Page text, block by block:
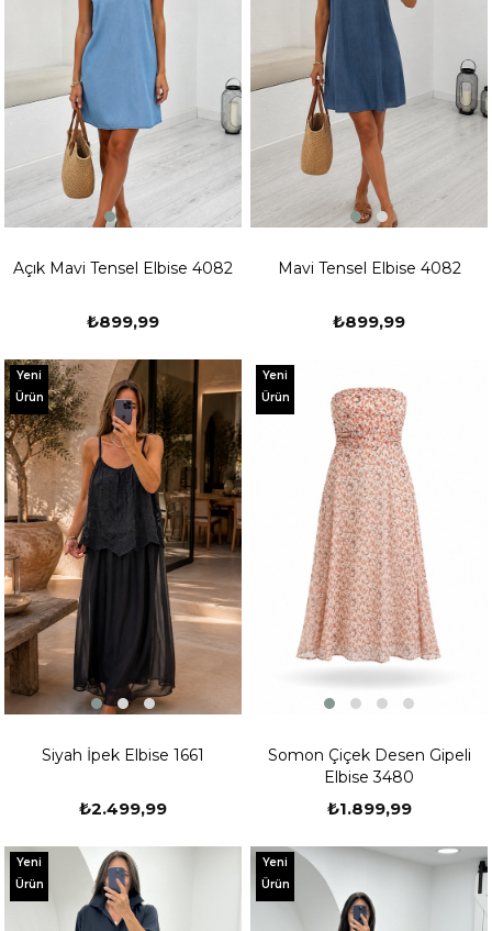
Açık Mavi Tensel Elbise 4082
₺899,99
Mavi Tensel Elbise 4082
₺899,99
Siyah İpek Elbise 1661
₺2.499,99
Yeni
Ürün
Somon Çiçek Desen Gipeli
Elbise 3480
₺1.899,99
Yeni
Ürün
Yeni
Ürün
Yeni
Ürün